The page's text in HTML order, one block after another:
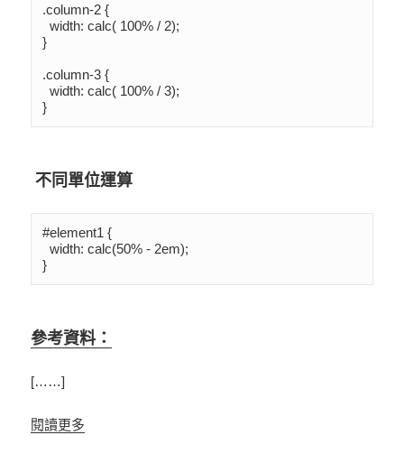
.column-2 {
  width: calc( 100% / 2);
}
.column-3 {
  width: calc( 100% / 3);
}
不同單位運算
#element1 {
  width: calc(50% - 2em);
}
參考資料：
[……]
閱讀更多